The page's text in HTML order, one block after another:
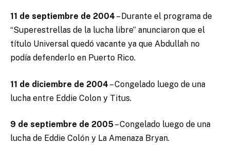
11 de septiembre de 2004 – Durante el programa de
“Superestrellas de la lucha libre” anunciaron que el
título Universal quedó vacante ya que Abdullah no
podía defenderlo en Puerto Rico.
11 de diciembre de 2004 – Congelado luego de una
lucha entre Eddie Colon y Titus.
9 de septiembre de 2005– Congelado luego de una
lucha de Eddie Colón y La Amenaza Bryan.